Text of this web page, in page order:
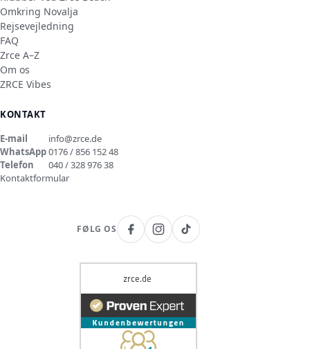
Omkring Novalja
Rejsevejledning
FAQ
Zrce A–Z
Om os
ZRCE Vibes
KONTAKT
E-mail
info@zrce.de
WhatsApp0176 / 856 152 48
Telefon
040 / 328 976 38
Kontaktformular
FØLG OS